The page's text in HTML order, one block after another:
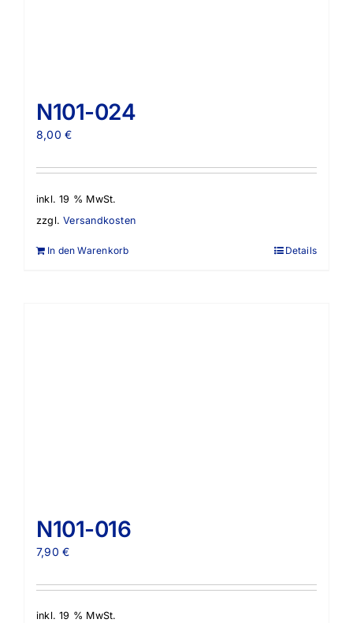
N101-024
8,00€
inkl. 19 % MwSt.
zzgl.Versandkosten
In den Warenkorb Details
N101-016
7,90€
inkl. 19 % MwSt.